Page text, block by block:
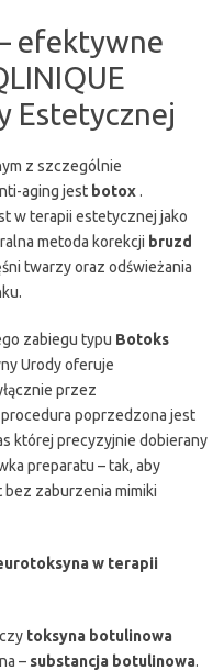
efektywne
Estetycznej
z szczególnie
aging jest botox.
w terapii estetycznej jako
metoda korekcji bruzd
twarzy oraz odświeżania
zabiegu typu Botoks
Urody oferuje
przez
poprzedzona jest
której precyzyjnie dobierany
preparatu – tak, aby
zaburzenia mimiki
w terapii
czy toksyna botulinowa
– substancja botulinowa.